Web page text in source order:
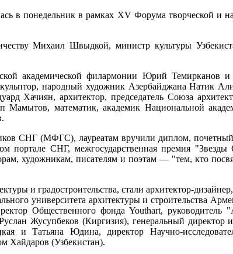
в понедельник в рамках XV Форума творческой и
Михаил Швыдкой, министр культуры
академической филармонии Юрий Темирканов и
народный художник Азербайджана Натик
Хачиян, архитектор, председатель Союза
Мамытов, математик, академик Национальной
СНГ (МФГС), лауреатам вручили диплом,
портале СНГ, межгосударственная премия
художникам, писателям и поэтам — "тем, кто
и градостроительства, стали архитектор-
университета архитектуры и строительства
Общественного фонда Youthart,
Жусупбеков (Киргизия), генеральный
Татьяна Юдина, директор Научно-
Хайдаров (Узбекистан).